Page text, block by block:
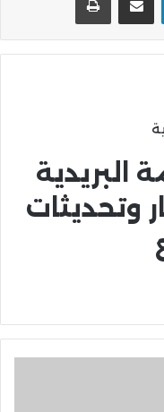
البريدية
وتحديثات